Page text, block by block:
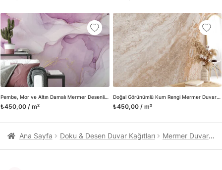
Pembe, Mor ve Altın Damalı Mermer Desenli Duvar Kağıdı
₺450,00 / m²
Doğal Görünümlü Kum Rengi Mermer Duvar Posteri
₺450,00 / m²
üretimini ve satışını yapmaktadır. Duvar tasarımının önemini
biliyor ve evin en kritik dekorasyon alanı olduğunu kabul
ediyoruz. Bu nedenle ürün yelpazemizi sürekli genişletiyor ve
trendlere ayak uydurmanın yanı sıra yeni trendlerin oluşumunda
da öncü rol üstleniyoruz.
Herhangi bir soru ya da sorununuz olursa bizimle iletişime
geçebilirsiniz.
Ana Sayfa Doku & Desen Duvar Kağıtları Mermer Duvar Kağıtları